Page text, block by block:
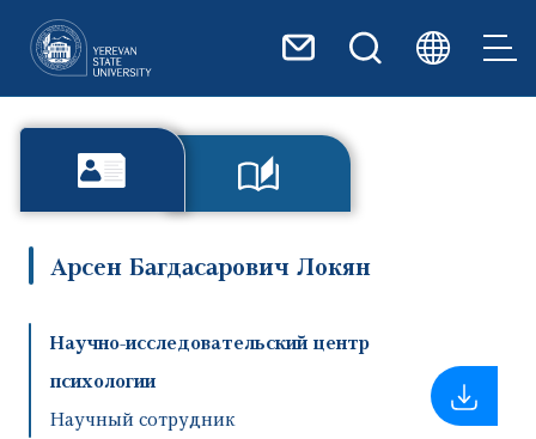
Арсен Багдасарович Локян
Научно-исследовательский центр
психологии
Научный сотрудник